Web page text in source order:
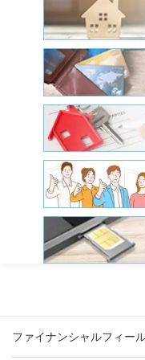
ファイナンシャルフィー